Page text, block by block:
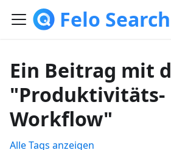
Felo Search
Ein Beitrag mit
"Produktivitäts-
Workflow"
Alle Tags anzeigen